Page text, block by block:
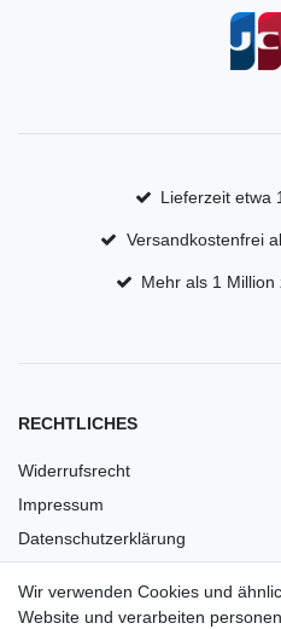
Lieferzeit etwa
Versandkostenfrei
Mehr als 1
RECHTLICHES
Widerrufsrecht
Impressum
Datenschutzerklärung
Versandkosten
Wir verwenden Cookies und
Website und verarbeiten